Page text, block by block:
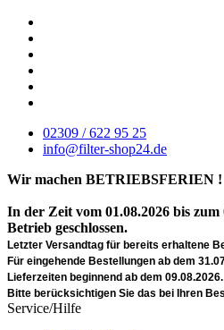
02309 / 622 95 25
info@filter-shop24.de
Wir machen BETRIEBSFERIEN !
In der Zeit vom 01.08.2026 bis zum
Betrieb geschlossen.
Letzter Versandtag für bereits erhaltene
Für eingehende Bestellungen ab dem
Lieferzeiten beginnend ab dem 09.08.2026.
Bitte berücksichtigen Sie das bei Ihren
Service/Hilfe